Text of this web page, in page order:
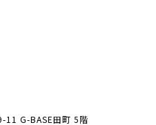
11 G-BASE田町 5階